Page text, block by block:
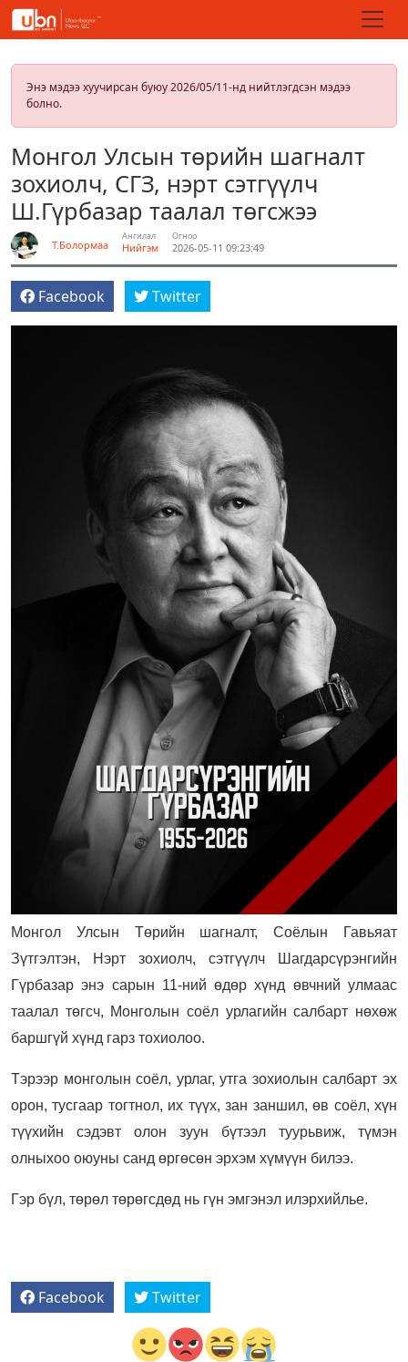
Энэ мэдээ хуучирсан буюу 2026/05/11-нд нийтлэгдсэн мэдээ
болно.
Монгол Улсын төрийн шагналт
зохиолч, СГЗ, нэрт сэтгүүлч
Ш.Гүрбазар таалал төгсжээ
Т.Болормаа
Ангилал
Нийгэм
Огноо
2026-05-11 09:23:49
Facebook Twitter
Монгол Улсын Төрийн шагналт, Соёлын Гавьяат
Зүтгэлтэн, Нэрт зохиолч, сэтгүүлч Шагдарсүрэнгийн
Гүрбазар энэ сарын 11-ний өдөр хүнд өвчний улмаас
таалал төгсч, Монголын соёл урлагийн салбарт нөхөж
баршгүй хүнд гарз тохиолоо.
Тэрээр монголын соёл, урлаг, утга зохиолын салбарт эх
орон, тусгаар тогтнол, их түүх, зан заншил, өв соёл, хүн
түүхийн сэдэвт олон зуун бүтээл туурьвиж, түмэн
олныхоо оюуны санд өргөсөн эрхэм хүмүүн билээ.
Гэр бүл, төрөл төрөгсдөд нь гүн эмгэнэл илэрхийлье.
Facebook Twitter